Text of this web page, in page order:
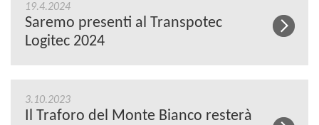
19.4.2024
Saremo presenti al Transpotec
Logitec 2024
3.10.2023
Il Traforo del Monte Bianco resterà